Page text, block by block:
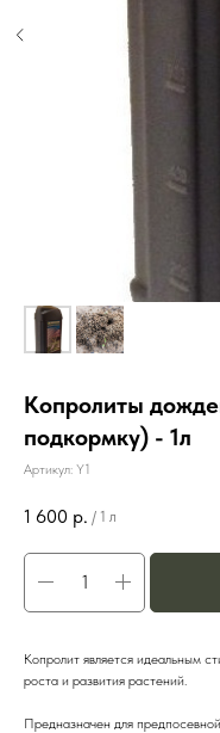
Копролиты
подкормку) - 1л
Артикул: Y1
1 600 р. / 1 л
Копролит является идеальным
роста и развития растений.
Предназначен для